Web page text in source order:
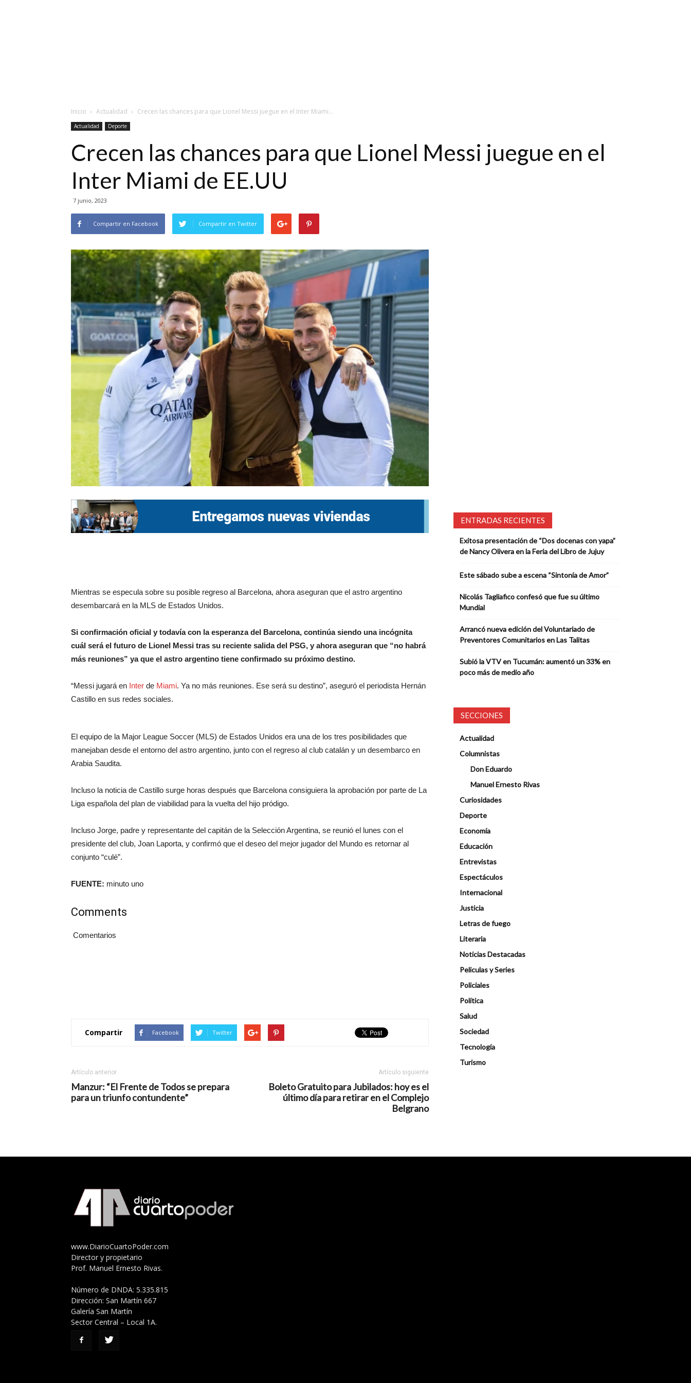
Inicio Actualidad Crecen las chances para que Lionel Messi juegue en el Inter Miami...
Actualidad Deporte
Crecen las chances para que Lionel Messi juegue en el
Inter Miami de EE.UU
7 junio, 2023
Compartir en Facebook Compartir en Twitter
Mientras se especula sobre su posible regreso al Barcelona, ahora aseguran que el astro argentino
desembarcará en la MLS de Estados Unidos.
Si confirmación oficial y todavía con la esperanza del Barcelona, continúa siendo una incógnita
cuál será el futuro de Lionel Messi tras su reciente salida del PSG, y ahora aseguran que “no habrá
más reuniones” ya que el astro argentino tiene confirmado su próximo destino.
“Messi jugará en Inter de Miami. Ya no más reuniones. Ese será su destino”, aseguró el periodista Hernán
Castillo en sus redes sociales.
El equipo de la Major League Soccer (MLS) de Estados Unidos era una de los tres posibilidades que
manejaban desde el entorno del astro argentino, junto con el regreso al club catalán y un desembarco en
Arabia Saudita.
Incluso la noticia de Castillo surge horas después que Barcelona consiguiera la aprobación por parte de La
Liga española del plan de viabilidad para la vuelta del hijo pródigo.
Incluso Jorge, padre y representante del capitán de la Selección Argentina, se reunió el lunes con el
presidente del club, Joan Laporta, y confirmó que el deseo del mejor jugador del Mundo es retornar al
conjunto “culé”.
FUENTE: minuto uno
Comments
Comentarios
Compartir Facebook Twitter
Artículo anterior
Manzur: “El Frente de Todos se prepara
para un triunfo contundente”
Artículo siguiente
Boleto Gratuito para Jubilados: hoy es el
último día para retirar en el Complejo
Belgrano
ENTRADAS RECIENTES
Exitosa presentación de “Dos docenas con yapa”
de Nancy Olivera en la Feria del Libro de Jujuy
Este sábado sube a escena “Sintonía de Amor”
Nicolás Tagliafico confesó que fue su último
Mundial
Arrancó nueva edición del Voluntariado de
Preventores Comunitarios en Las Talitas
Subió la VTV en Tucumán: aumentó un 33% en
poco más de medio año
SECCIONES
Actualidad
Columnistas
Don Eduardo
Manuel Ernesto Rivas
Curiosidades
Deporte
Economía
Educación
Entrevistas
Espectáculos
Internacional
Justicia
Letras de fuego
Literaria
Noticias Destacadas
Peliculas y Series
Policiales
Política
Salud
Sociedad
Tecnología
Turismo
www.DiarioCuartoPoder.com
Director y propietario
Prof. Manuel Ernesto Rivas.
Número de DNDA: 5.335.815
Dirección: San Martín 667
Galería San Martín
Sector Central – Local 1A.